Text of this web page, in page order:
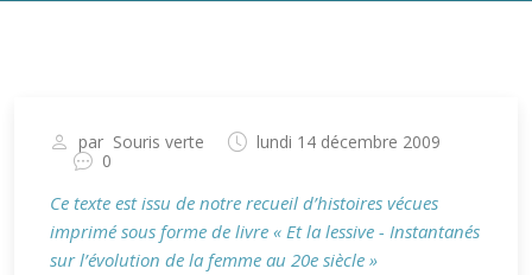
par Souris verte
lundi 14 décembre 2009
0
Ce texte est issu de notre recueil d’histoires vécues
imprimé sous forme de livre « Et la lessive - Instantanés
sur l’évolution de la femme au 20e siècle »